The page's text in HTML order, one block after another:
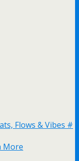
Flows & Vibes #
More